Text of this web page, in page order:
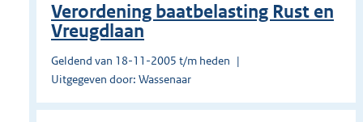
Verordening baatbelasting Rust en
Vreugdlaan
Geldend van 18-11-2005 t/m heden
Uitgegeven door: Wassenaar